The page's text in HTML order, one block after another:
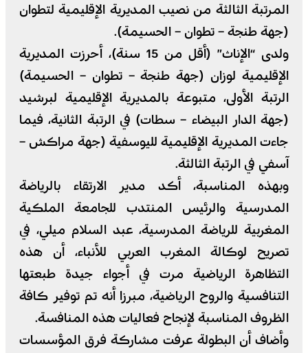
المرتبة الثالثة من نصيب المديرية الإقليمية لتطوان
(جهة طنجة – تطوان – الحسيمة).
ولدى “الإناث” (أقل من 15 سنة)، أحرزت المديرية
الإقليمية لوزان (جهة طنجة – تطوان – الحسيمة)
الرتبة الأولى، متبوعة بالمديرية الإقليمية لبرشيد
(جهة الدار البيضاء – سطات) في الرتبة الثانية، فيما
جاءت المديرية الإقليمية لليوسفية (جهة مراكش –
آسفي في الرتبة الثالثة.
وبهذه المناسبة، أكد مدير الارتقاء بالرياضة
المدرسية والرئيس المنتدب للجامعة الملكية
المغربية للرياضة المدرسية، عبد السلام ميلي، في
تصريح لوكالة المغرب العربي للأنباء، أن هذه
التظاهرة الرياضية مرت في أجواء جيدة طبعتها
التنافسية والروح الرياضية، مبرزا أنه تم توفير كافة
الظروف المناسبة لإنجاح فعاليات هذه المنافسة.
وأضاف أن البطولة عرفت مشاركة فرق المؤسسات